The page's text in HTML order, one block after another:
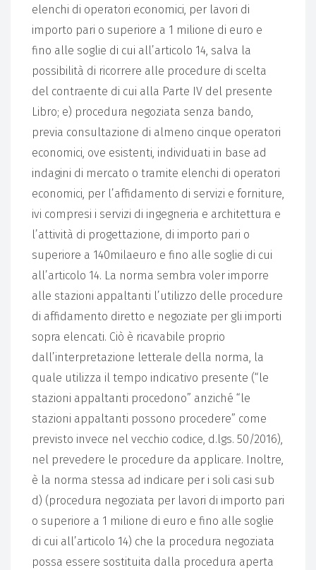
elenchi di operatori economici, per lavori di
importo pari o superiore a 1 milione di euro e
fino alle soglie di cui all’articolo 14, salva la
possibilità di ricorrere alle procedure di scelta
del contraente di cui alla Parte IV del presente
Libro; e) procedura negoziata senza bando,
previa consultazione di almeno cinque operatori
economici, ove esistenti, individuati in base ad
indagini di mercato o tramite elenchi di operatori
economici, per l’affidamento di servizi e forniture,
ivi compresi i servizi di ingegneria e architettura e
l’attività di progettazione, di importo pari o
superiore a 140milaeuro e fino alle soglie di cui
all’articolo 14. La norma sembra voler imporre
alle stazioni appaltanti l’utilizzo delle procedure
di affidamento diretto e negoziate per gli importi
sopra elencati. Ciò è ricavabile proprio
dall’interpretazione letterale della norma, la
quale utilizza il tempo indicativo presente (“le
stazioni appaltanti procedono” anziché “le
stazioni appaltanti possono procedere” come
previsto invece nel vecchio codice, d.lgs. 50/2016),
nel prevedere le procedure da applicare. Inoltre,
è la norma stessa ad indicare per i soli casi sub
d) (procedura negoziata per lavori di importo pari
o superiore a 1 milione di euro e fino alle soglie
di cui all’articolo 14) che la procedura negoziata
possa essere sostituita dalla procedura aperta